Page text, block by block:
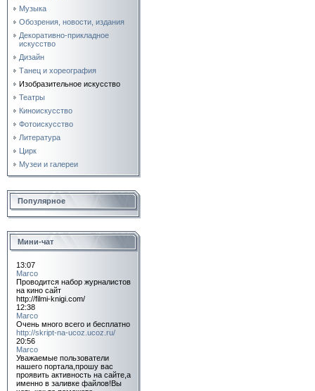
Музыка
Обозрения, новости, издания
Декоративно-прикладное
искусство
Дизайн
Танец и хореография
Изобразительное искусство
Театры
Киноискусство
Фотоискусство
Литература
Цирк
Музеи и галереи
Популярное
Мини-чат